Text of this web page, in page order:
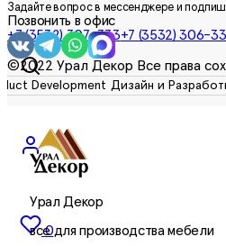
Позвонить в офис
+7 (3532) 307-333+7 (3532) 306-
0
Задайте вопрос в мессенджере и
©2022 Урал Декор Все права
Урал Декор
все для производства мебели